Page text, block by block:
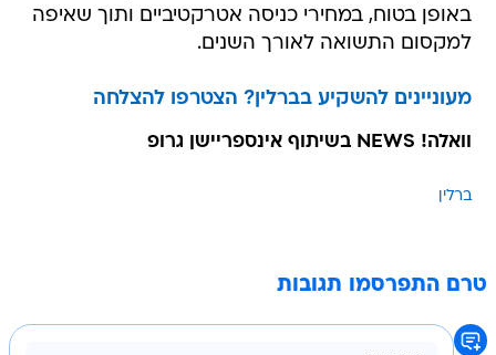
באופן בטוח, במחירי כניסה אטרקטיביים ותוך שאיפה
למקסום התשואה לאורך השנים.
מעוניינים להשקיע בברלין? הצטרפו להצלחה
וואלה! NEWS בשיתוף אינספריישן גרופ
ברלין
טרם התפרסמו תגובות